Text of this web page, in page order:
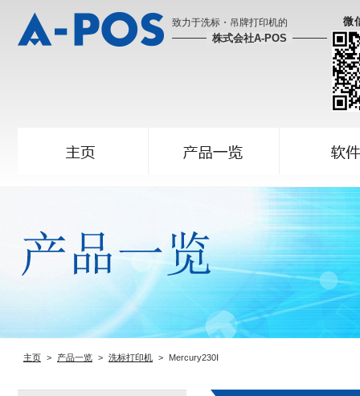
致力于洗标・吊牌打印机的
株式会社A-POS
微
主页 产品一览 洗标打印机 Mercury230Ⅰ